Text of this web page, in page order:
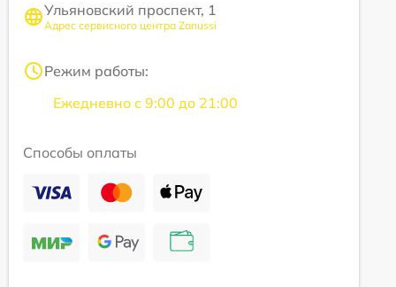
Ульяновский проспект, 1
Адрес сервисного центра Zanussi
Режим работы:
Ежедневно с 9:00 до 21:00
Способы оплаты